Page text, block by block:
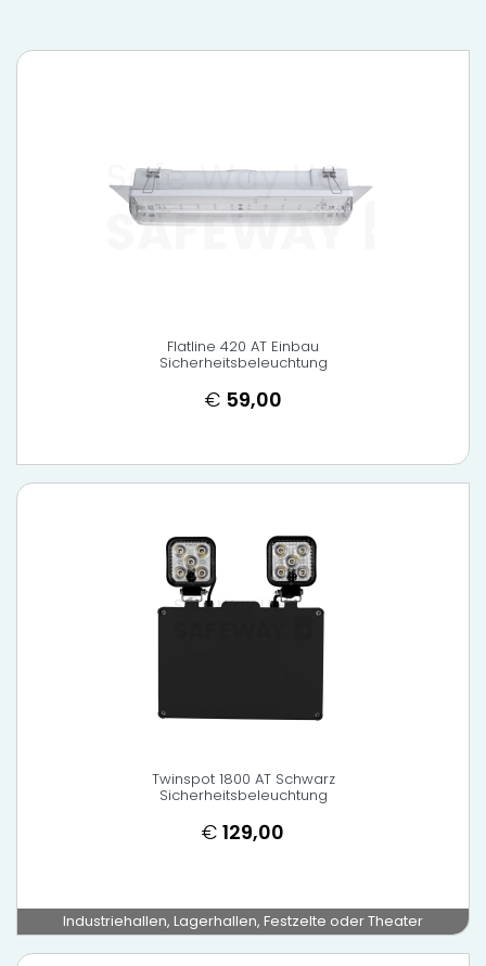
Flatline 420 AT Einbau
Sicherheitsbeleuchtung
€ 59,00
Twinspot 1800 AT Schwarz
Sicherheitsbeleuchtung
€ 129,00
Industriehallen, Lagerhallen, Festzelte oder Theater